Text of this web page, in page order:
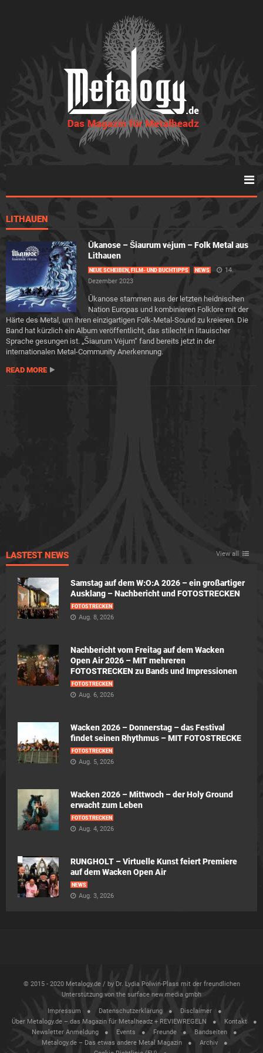
LITHAUEN
Ūkanose – Šiaurum vėjum – Folk Metal aus
Lithauen
NEUE SCHEIBEN, FILM- UND BUCHTIPPS NEWS
14.
Dezember 2023
Ūkanose stammen aus der letzten heidnischen
Nation Europas und kombinieren Folklore mit der
Härte des Metal, um ihren einzigartigen Folk-Metal-Sound zu kreieren. Die
Band hat kürzlich ein Album veröffentlicht, das stilecht in litauischer
Sprache gesungen ist. „Šiaurum Vėjum“ fand bereits jetzt in der
internationalen Metal-Community Anerkennung.
READ MORE
LASTEST NEWS View all
Samstag auf dem W:O:A 2026 – ein großartiger
Ausklang – Nachbericht und FOTOSTRECKEN
FOTOSTRECKEN
Aug. 8, 2026
Nachbericht vom Freitag auf dem Wacken
Open Air 2026 – MIT mehreren
FOTOSTRECKEN zu Bands und Impressionen
FOTOSTRECKEN
Aug. 6, 2026
Wacken 2026 – Donnerstag – das Festival
findet seinen Rhythmus – MIT FOTOSTRECKE
FOTOSTRECKEN
Aug. 5, 2026
Wacken 2026 – Mittwoch – der Holy Ground
erwacht zum Leben
FOTOSTRECKEN
Aug. 4, 2026
RUNGHOLT – Virtuelle Kunst feiert Premiere
auf dem Wacken Open Air
NEWS
Aug. 3, 2026
© 2015 - 2020 Metalogy.de / by Dr. Lydia Polwin-Plass mit der freundlichen
Unterstützung von the surface new media gmbh
Impressum Datenschutzerklärung
Disclaimer
Über Metalogy.de – das Magazin für Metalheadz + REVIEWREGELN
Kontakt
Newsletter Anmeldung
Events Freunde
Bandseiten
Metalogy.de – Das etwas andere Metal Magazin
Archiv